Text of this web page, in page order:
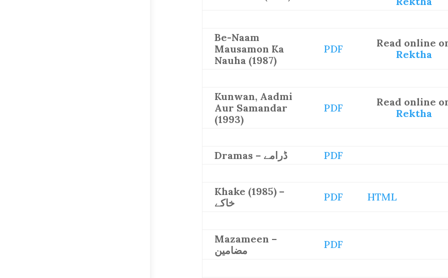
Be-Naam
Mausamon Ka
Nauha (1987)
PDF
Read online
Rektha
Kunwan, Aadmi
Aur Samandar
(1993)
PDF
Read online
Rektha
Dramas – ڈرامے PDF
Khake (1985) –
خاکے
PDF HTML
Mazameen –
مضامین
PDF